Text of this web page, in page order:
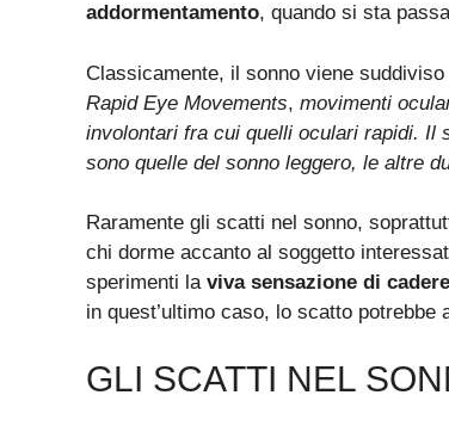
addormentamento, quando si sta
Classicamente, il sonno viene
Rapid Eye Movements, movimenti
involontari fra cui quelli oculari rapidi. Il
sono quelle del sonno leggero, le altre
Raramente gli scatti nel sonno,
chi dorme accanto al soggetto
sperimenti la viva sensazione di
in quest’ultimo caso, lo scatto potrebbe
GLI SCATTI NEL